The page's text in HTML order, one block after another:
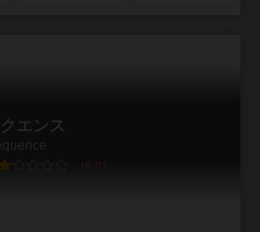
エンス
6.0